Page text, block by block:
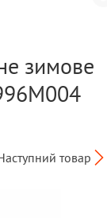
зимове
товар